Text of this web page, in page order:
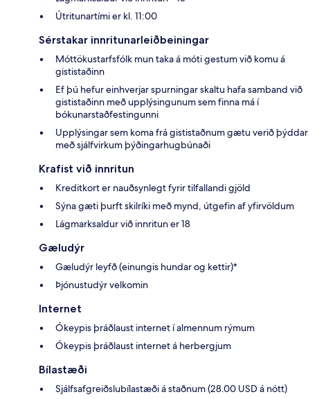
Útritunartími er kl. 11:00
Sérstakar innritunarleiðbeiningar
Móttökustarfsfólk mun taka á móti gestum við komu á
gististaðinn
Ef þú hefur einhverjar spurningar skaltu hafa samband við
gististaðinn með upplýsingunum sem finna má í
bókunarstaðfestingunni
Upplýsingar sem koma frá gististaðnum gætu verið þýddar
með sjálfvirkum þýðingarhugbúnaði
Krafist við innritun
Kreditkort er nauðsynlegt fyrir tilfallandi gjöld
Sýna gæti þurft skilríki með mynd, útgefin af yfirvöldum
Lágmarksaldur við innritun er 18
Gæludýr
Gæludýr leyfð (einungis hundar og kettir)*
Þjónustudýr velkomin
Internet
Ókeypis þráðlaust internet í almennum rýmum
Ókeypis þráðlaust internet á herbergjum
Bílastæði
Sjálfsafgreiðslubílastæði á staðnum (28.00 USD á nótt)